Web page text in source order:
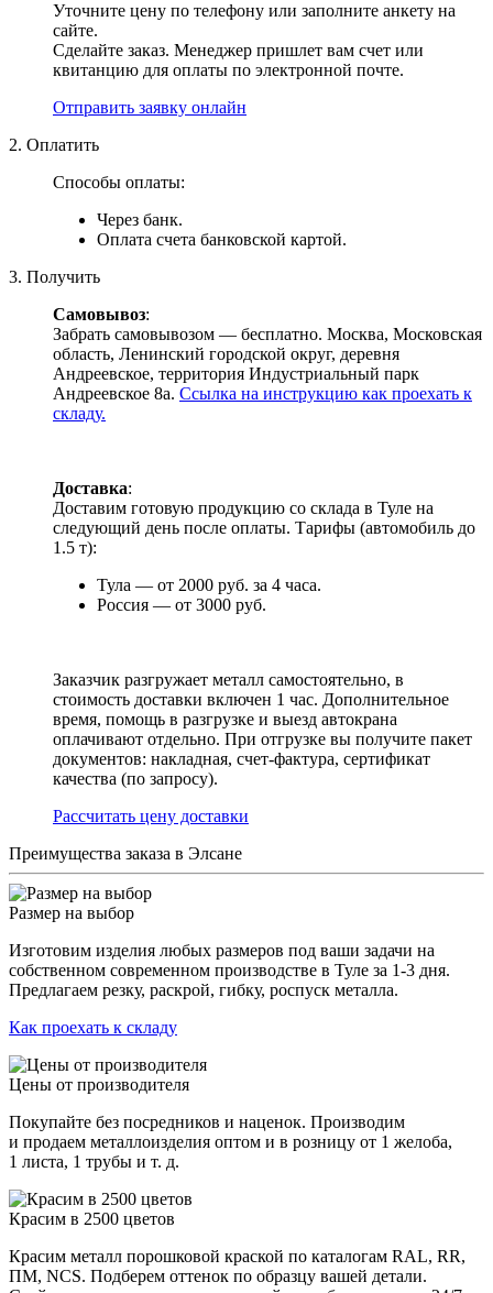
Уточните цену по телефону или заполните анкету на
сайте.
Сделайте заказ. Менеджер пришлет вам счет или
квитанцию для оплаты по электронной почте.
Отправить заявку онлайн
2. Оплатить
Способы оплаты:
Через банк.
Оплата счета банковской картой.
3. Получить
Самовывоз:
Забрать самовывозом — бесплатно. Москва, Московская
область, Ленинский городской округ, деревня
Андреевское, территория Индустриальный парк
Андреевское 8а. Ссылка на инструкцию как проехать к
складу.
Доставка:
Доставим готовую продукцию со склада в Туле на
следующий день после оплаты. Тарифы (автомобиль до
1.5 т):
Тула — от 2000 руб. за 4 часа.
Россия — от 3000 руб.
Заказчик разгружает металл самостоятельно, в
стоимость доставки включен 1 час. Дополнительное
время, помощь в разгрузке и выезд автокрана
оплачивают отдельно. При отгрузке вы получите пакет
документов: накладная, счет-фактура, сертификат
качества (по запросу).
Раcсчитать цену доставки
Преимущества заказа в Элсане
Размер на выбор
Изготовим изделия любых размеров под ваши задачи на
собственном современном производстве в Туле за 1-3 дня.
Предлагаем резку, раскрой, гибку, роспуск металла.
Как проехать к складу
Цены от производителя
Покупайте без посредников и наценок. Производим
и продаем металлоизделия оптом и в розницу от 1 желоба,
1 листа, 1 трубы и т. д.
Красим в 2500 цветов
Красим металл порошковой краской по каталогам RAL, RR,
ПМ, NCS. Подберем оттенок по образцу вашей детали.